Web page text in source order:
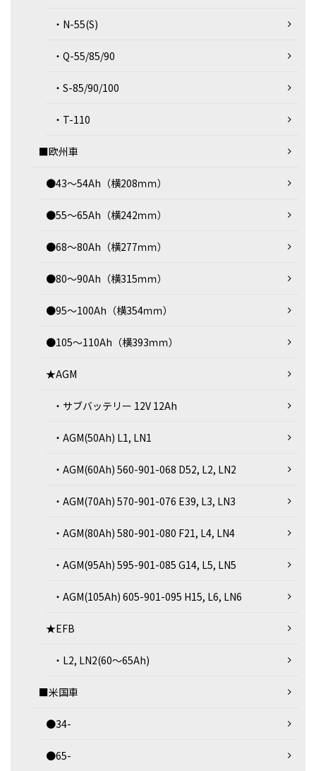
・N-55(S)
・Q-55/85/90
・S-85/90/100
・T-110
■欧州車
●43～54Ah（横208ｍｍ）
●55～65Ah（横242ｍｍ）
●68～80Ah（横277ｍｍ）
●80～90Ah（横315ｍｍ）
●95～100Ah（横354ｍｍ）
●105～110Ah（横393ｍｍ）
★AGM
・サブバッテリー 12V 12Ah
・AGM(50Ah) L1, LN1
・AGM(60Ah) 560-901-068 D52, L2, LN2
・AGM(70Ah) 570-901-076 E39, L3, LN3
・AGM(80Ah) 580-901-080 F21, L4, LN4
・AGM(95Ah) 595-901-085 G14, L5, LN5
・AGM(105Ah) 605-901-095 H15, L6, LN6
★EFB
・L2, LN2(60～65Ah)
■米国車
●34-
●65-